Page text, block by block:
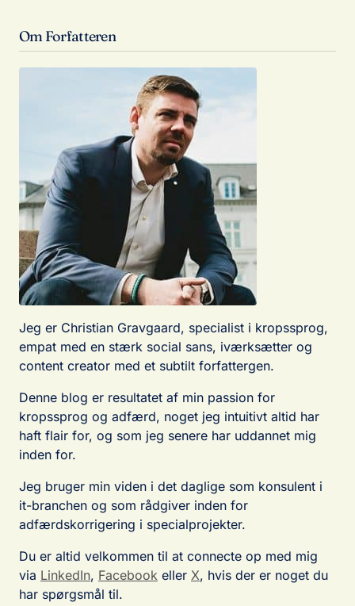
Om Forfatteren
Jeg er Christian Gravgaard, specialist i kropssprog,
empat med en stærk social sans, iværksætter og
content creator med et subtilt forfattergen.
Denne blog er resultatet af min passion for
kropssprog og adfærd, noget jeg intuitivt altid har
haft flair for, og som jeg senere har uddannet mig
inden for.
Jeg bruger min viden i det daglige som konsulent i
it-branchen og som rådgiver inden for
adfærdskorrigering i specialprojekter.
Du er altid velkommen til at connecte op med mig
via LinkedIn, Facebook eller X, hvis der er noget du
har spørgsmål til.